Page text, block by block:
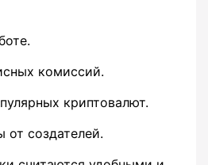
комиссий.
криптовалют.
от создателей.